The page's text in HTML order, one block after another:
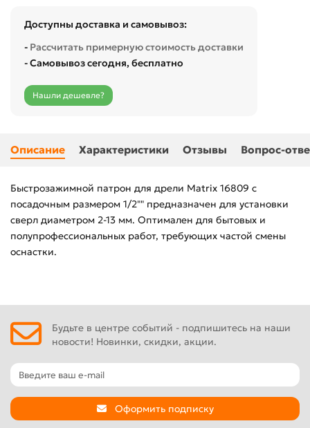
Доступны доставка и самовывоз:
- Рассчитать примерную стоимость доставки
- Самовывоз сегодня, бесплатно
Нашли дешевле?
Описание Характеристики Отзывы Вопрос-
Быстрозажимной патрон для дрели Matrix 16809 с
посадочным размером 1/2"" предназначен для установки
сверл диаметром 2-13 мм. Оптимален для бытовых и
полупрофессиональных работ, требующих частой смены
оснастки.
Будьте в центре событий - подпишитесь на наши
новости! Новинки, скидки, акции.
Оформить подписку